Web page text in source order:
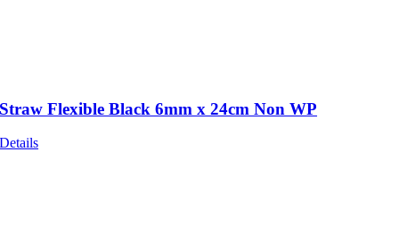
Straw Flexible Black 6mm x 24cm Non WP
Details